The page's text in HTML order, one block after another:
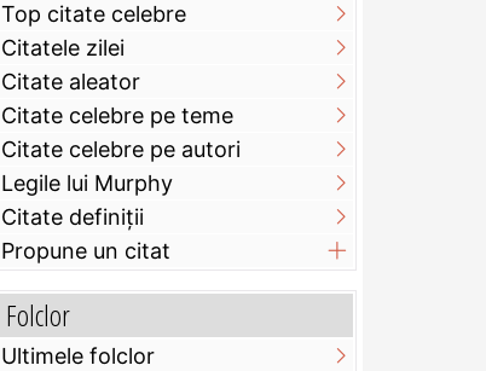
Top citate celebre
Citatele zilei
Citate aleator
Citate celebre pe teme
Citate celebre pe autori
Legile lui Murphy
Citate definiţii
Propune un citat
Folclor
Ultimele folclor